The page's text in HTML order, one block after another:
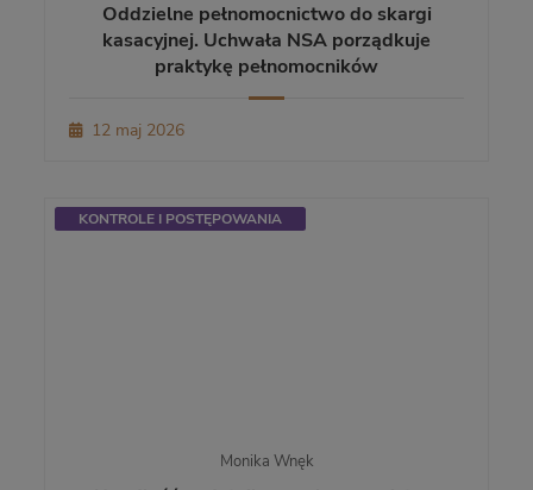
Oddzielne pełnomocnictwo do skargi
kasacyjnej. Uchwała NSA porządkuje
praktykę pełnomocników
12 maj 2026
KONTROLE I POSTĘPOWANIA
Monika Wnęk